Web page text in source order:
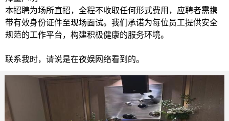
本招聘为场所直招，全程不收取任何形式费用，应聘者需携
带有效身份证件至现场面试。我们承诺为每位员工提供安全
规范的工作平台，构建积极健康的服务环境。
联系我时，请说是在夜娱网络看到的。